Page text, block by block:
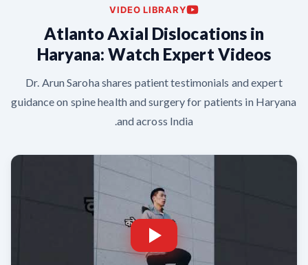
VIDEO LIBRARY
Atlanto Axial Dislocations in
Haryana: Watch Expert Videos
Dr. Arun Saroha shares patient testimonials and expert
guidance on spine health and surgery for patients in Haryana
and across India.